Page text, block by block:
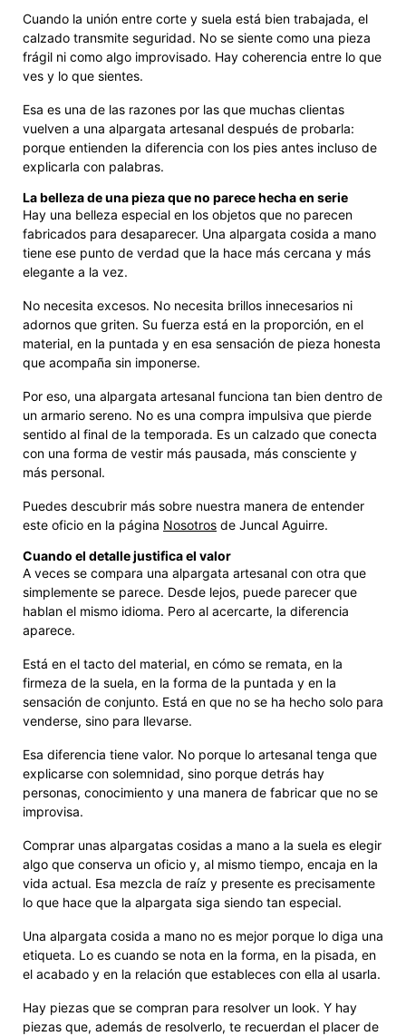
Cuando la unión entre corte y suela está bien trabajada, el
calzado transmite seguridad. No se siente como una pieza
frágil ni como algo improvisado. Hay coherencia entre lo que
ves y lo que sientes.
Esa es una de las razones por las que muchas clientas
vuelven a una alpargata artesanal después de probarla:
porque entienden la diferencia con los pies antes incluso de
explicarla con palabras.
La belleza de una pieza que no parece hecha en serie
Hay una belleza especial en los objetos que no parecen
fabricados para desaparecer. Una alpargata cosida a mano
tiene ese punto de verdad que la hace más cercana y más
elegante a la vez.
No necesita excesos. No necesita brillos innecesarios ni
adornos que griten. Su fuerza está en la proporción, en el
material, en la puntada y en esa sensación de pieza honesta
que acompaña sin imponerse.
Por eso, una alpargata artesanal funciona tan bien dentro de
un armario sereno. No es una compra impulsiva que pierde
sentido al final de la temporada. Es un calzado que conecta
con una forma de vestir más pausada, más consciente y
más personal.
Puedes descubrir más sobre nuestra manera de entender
este oficio en la página Nosotros de Juncal Aguirre.
Cuando el detalle justifica el valor
A veces se compara una alpargata artesanal con otra que
simplemente se parece. Desde lejos, puede parecer que
hablan el mismo idioma. Pero al acercarte, la diferencia
aparece.
Está en el tacto del material, en cómo se remata, en la
firmeza de la suela, en la forma de la puntada y en la
sensación de conjunto. Está en que no se ha hecho solo para
venderse, sino para llevarse.
Esa diferencia tiene valor. No porque lo artesanal tenga que
explicarse con solemnidad, sino porque detrás hay
personas, conocimiento y una manera de fabricar que no se
improvisa.
Comprar unas alpargatas cosidas a mano a la suela es elegir
algo que conserva un oficio y, al mismo tiempo, encaja en la
vida actual. Esa mezcla de raíz y presente es precisamente
lo que hace que la alpargata siga siendo tan especial.
Una alpargata cosida a mano no es mejor porque lo diga una
etiqueta. Lo es cuando se nota en la forma, en la pisada, en
el acabado y en la relación que estableces con ella al usarla.
Hay piezas que se compran para resolver un look. Y hay
piezas que, además de resolverlo, te recuerdan el placer de